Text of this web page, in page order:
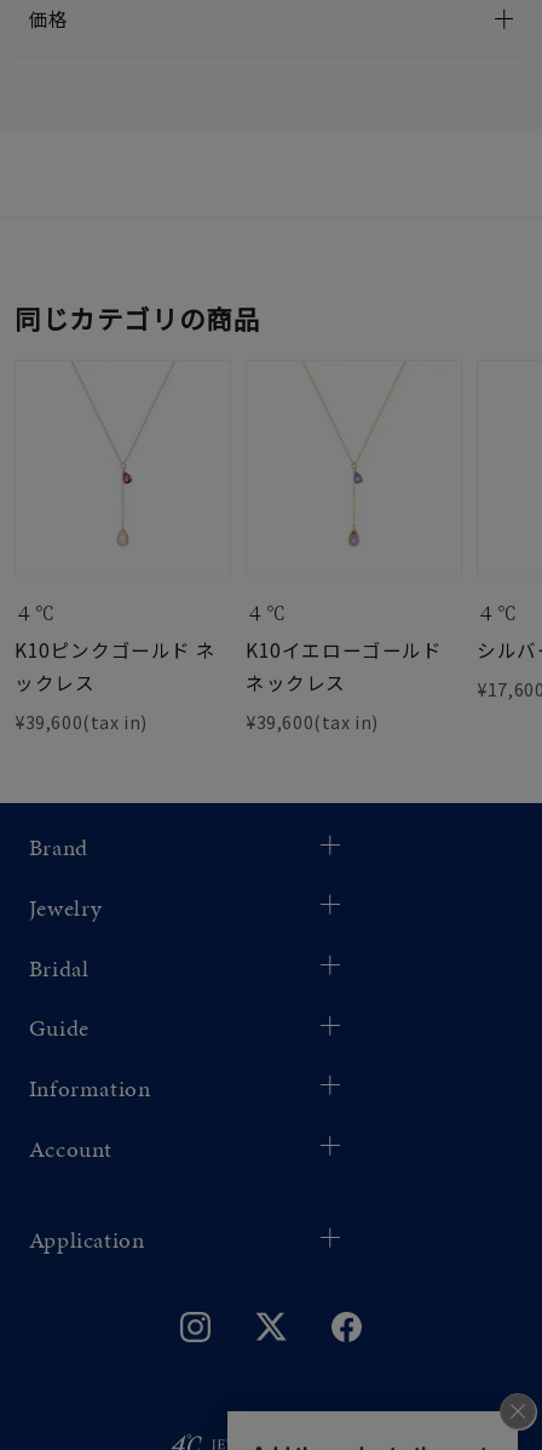
価格
同じカテゴリの商品
４℃
K10ピンクゴールド ネ
ックレス
¥39,600(tax in)
４℃
K10イエローゴールド
ネックレス
¥39,600(tax in)
４℃
シル
Brand
Jewelry
Bridal
Guide
Information
Account
Application